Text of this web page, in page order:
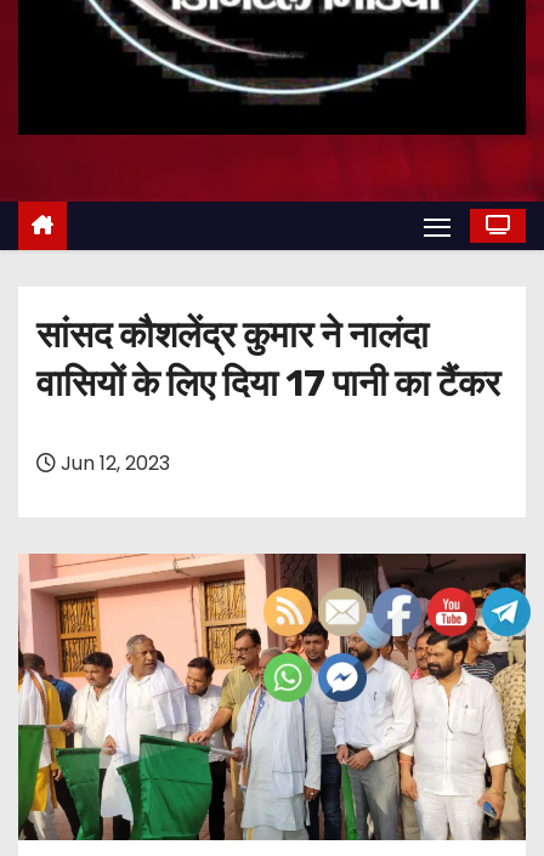
सांसद कौशलेंद्र कुमार ने नालंदा
वासियों के लिए दिया 17 पानी का टैंकर
Jun 12, 2023